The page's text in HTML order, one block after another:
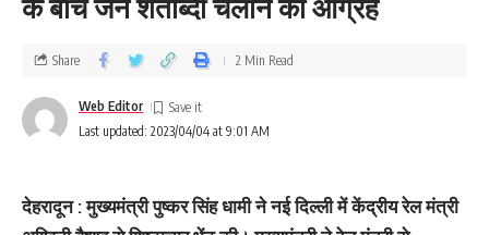
Last updated: 2023/04/04 at 9:01 AM
Web Editor
Share 2 Min Read
देहरादून : मुख्यमंत्री पुष्कर सिंह धामी ने नई दिल्ली में केंद्रीय रेल मंत्री